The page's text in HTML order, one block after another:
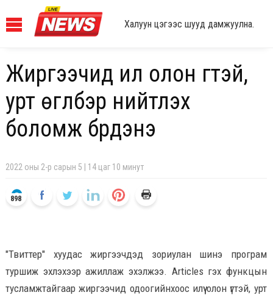
Халуун цэгээс шууд дамжуулна.
Жиргээчид илүү олон үгтэй,
урт өгүүлбэр нийтлэх
боломж бүрдэнэ
2022 оны 2-р сарын 5 | 14 цаг 10 минут
898
"Твиттер" хуудас жиргээчдэд зориулан шинэ програм
туршиж эхлэхээр ажиллаж эхэлжээ. Articles гэх функцын
тусламжтайгаар жиргээчид одоогийнхоос илүү олон үгтэй, урт